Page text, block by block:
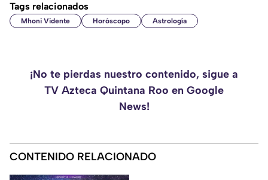
Tags relacionados
Mhoni Vidente Horóscopo Astrología
¡No te pierdas nuestro contenido, sigue a
TV Azteca Quintana Roo en Google
News!
CONTENIDO RELACIONADO